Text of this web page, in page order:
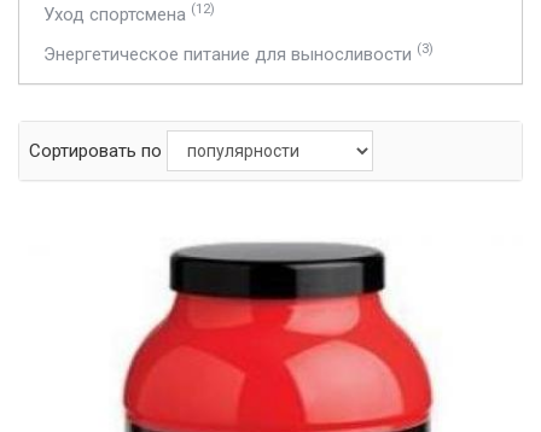
Уход спортсмена (12)
Энергетическое питание для выносливости (3)
Сортировать по